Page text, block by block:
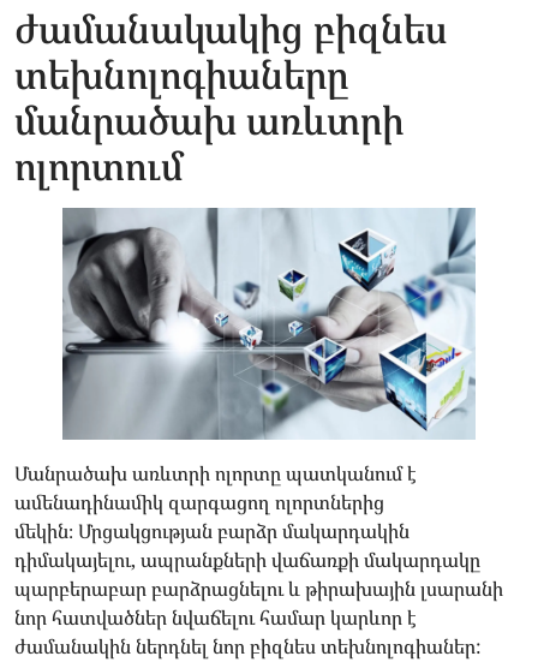
ժամանակակից բիզնես
տեխնոլոգիաները
մանրածախ առևտրի
ոլորտում
Մանրածախ առևտրի ոլորտը պատկանում է
ամենադինամիկ զարգացող ոլորտներից
մեկին։ Մրցակցության բարձր մակարդակին
դիմակայելու, ապրանքների վաճառքի մակարդակը
պարբերաբար բարձրացնելու և թիրախային լսարանի
նոր հատվածներ նվաճելու համար կարևոր է
ժամանակին ներդնել նոր բիզնես տեխնոլոգիաներ: